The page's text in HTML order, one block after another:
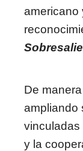
americano
De
ampliando
vinculadas
y la